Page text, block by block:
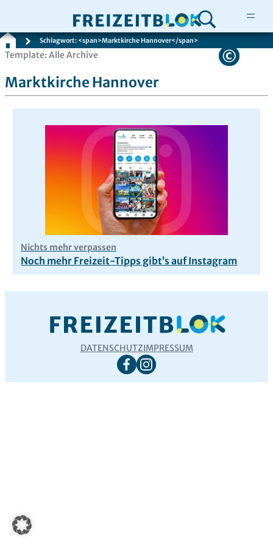
Zum
springen
Schlagwort: <span>Marktkirche Hannover</span>
Template: Alle Archive
Marktkirche Hannover
Nichts mehr verpassen
Noch mehr Freizeit-Tipps gibt’s auf Instagram
DATENSCHUTZIMPRESSUM